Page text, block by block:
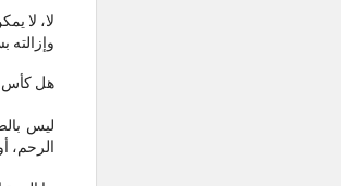
لا، لا
وإزالته
هل كأس
ليس
الرحم،